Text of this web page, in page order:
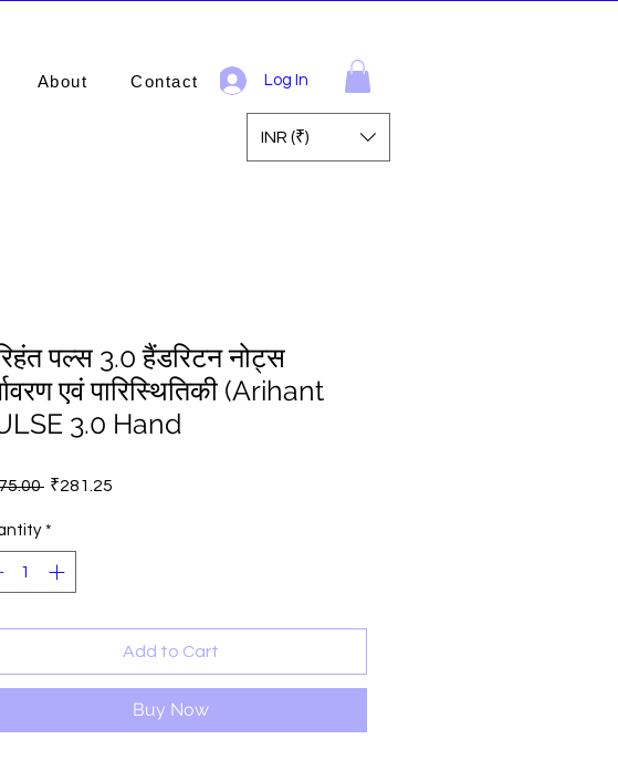
Log In
About Contact
INR (₹)
पल्स 3.0 हैंडरिटन नोट्स
एवं पारिस्थितिकी (Arihant
3.0 Hand
Regular
₹281.25
*
Add to Cart
Buy Now